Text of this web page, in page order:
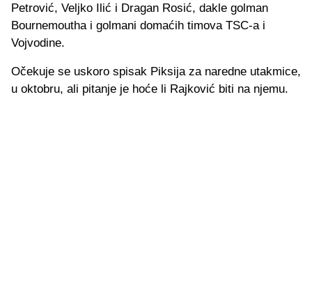
Petrović, Veljko Ilić i Dragan Rosić, dakle golman
Bournemoutha i golmani domaćih timova TSC-a i
Vojvodine.
Očekuje se uskoro spisak Piksija za naredne utakmice,
u oktobru, ali pitanje je hoće li Rajković biti na njemu.